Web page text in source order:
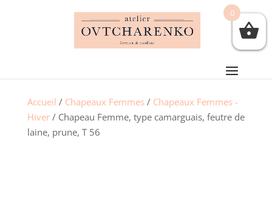
Accueil / Chapeaux Femmes/ Chapeaux Femmes -
Hiver/ Chapeau Femme, type camarguais, feutre de
laine, prune, T 56
0